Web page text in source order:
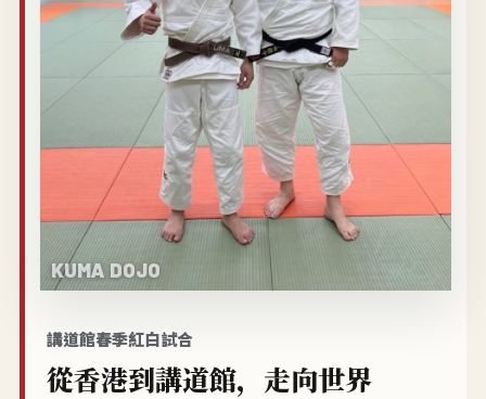
講道館春季紅白試合
從香港到講道館，走向世界